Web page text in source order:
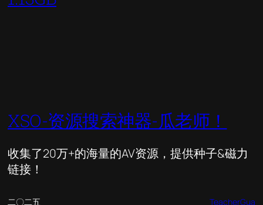
XSO-资源搜索神器-瓜老师！
收集了20万+的海量的AV资源，提供种子&磁力
链接！
二〇二五 TeacherGua